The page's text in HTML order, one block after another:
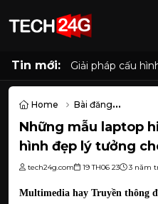
Tin mới:
Giải pháp cấu
cho phòng net
8GB
Home
Bài đăng
Những mẫu laptop hiệu
Những mẫu laptop
hình đẹp lý tưởng
tech24g.com 19 TH06 23 3 năm
Multimedia hay Truyền thông